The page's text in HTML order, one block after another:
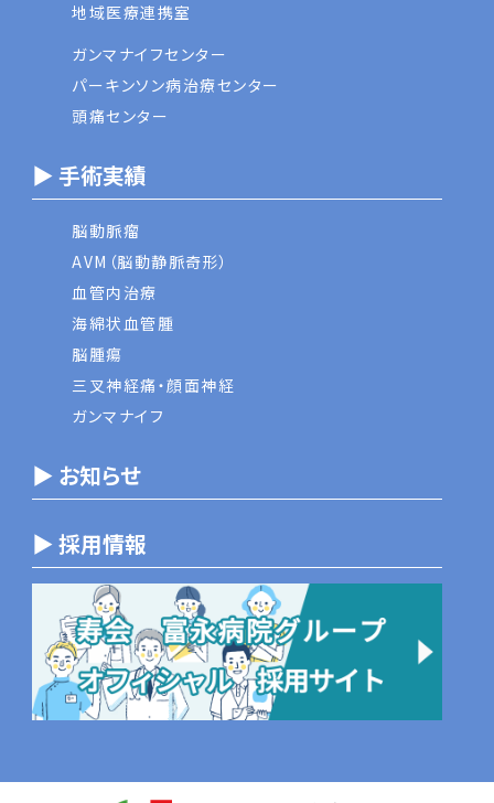
地域医療連携室
ガンマナイフセンター
パーキンソン病治療センター
頭痛センター
▶ 手術実績
脳動脈瘤
AVM（脳動静脈奇形）
血管内治療
海綿状血管腫
脳腫瘍
三叉神経痛・顔面神経
ガンマナイフ
▶ お知らせ
▶ 採用情報